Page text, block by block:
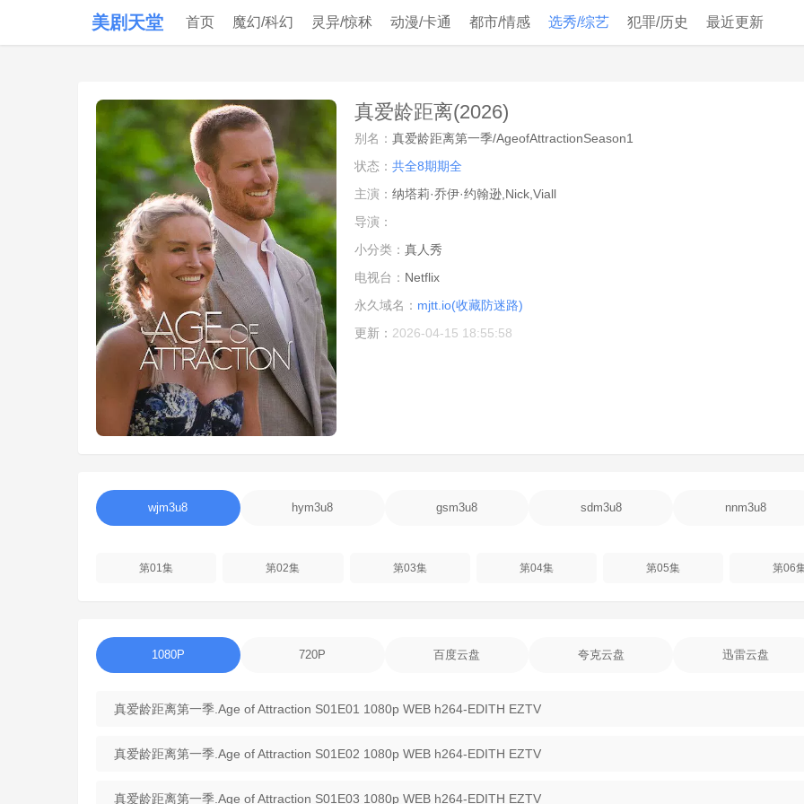
美剧天堂 首页 魔幻/科幻 灵异/惊秫 动漫/卡通 都市/情感 选秀/综艺 犯罪/历史 最近更新
真爱龄距离(2026)
别名： 真爱龄距离第一季/AgeofAttractionSeason1
状态： 共全8期期全
主演： 纳塔莉·乔伊·约翰逊,Nick,Viall
导演：
小分类： 真人秀
电视台： Netflix
永久域名： mjtt.io(收藏防迷路)
更新： 2026-04-15 18:55:58
wjm3u8 hym3u8 gsm3u8 sdm3u8 nnm3u8
第01集 第02集 第03集 第04集 第05集 第06
1080P 720P 百度云盘 夸克云盘 迅雷云盘
真爱龄距离第一季.Age of Attraction S01E01 1080p WEB h264-EDITH EZTV
真爱龄距离第一季.Age of Attraction S01E02 1080p WEB h264-EDITH EZTV
真爱龄距离第一季.Age of Attraction S01E03 1080p WEB h264-EDITH EZTV